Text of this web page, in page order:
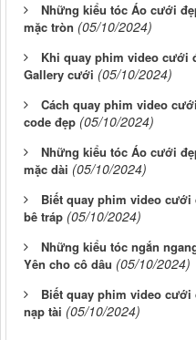
Những kiểu tóc Áo cưới
mặc tròn (05/10/2024)
Khi quay phim video cưới
Gallery cưới (05/10/2024)
Cách quay phim video
code đẹp (05/10/2024)
Những kiểu tóc Áo cưới
mặc dài (05/10/2024)
Biết quay phim video cưới
bê tráp (05/10/2024)
Những kiểu tóc ngắn
Yên cho cô dâu (05/10/2024)
Biết quay phim video cưới
nạp tài (05/10/2024)